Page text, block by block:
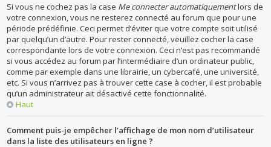
Si vous ne cochez pas la case Me connecter automatiquementlors de
votre connexion, vous ne resterez connecté au forum que pour une
période prédéfinie. Ceci permet d’éviter que votre compte soit utilisé
par quelqu’un d’autre. Pour rester connecté, veuillez cocher la case
correspondante lors de votre connexion. Ceci n’est pas recommandé
si vous accédez au forum par l’intermédiaire d’un ordinateur public,
comme par exemple dans une librairie, un cybercafé, une université,
etc. Si vous n’arrivez pas à trouver cette case à cocher, il est probable
qu’un administrateur ait désactivé cette fonctionnalité.
Haut
Comment puis-je empêcher l’affichage de mon nom d’utilisateur
dans la liste des utilisateurs en ligne ?